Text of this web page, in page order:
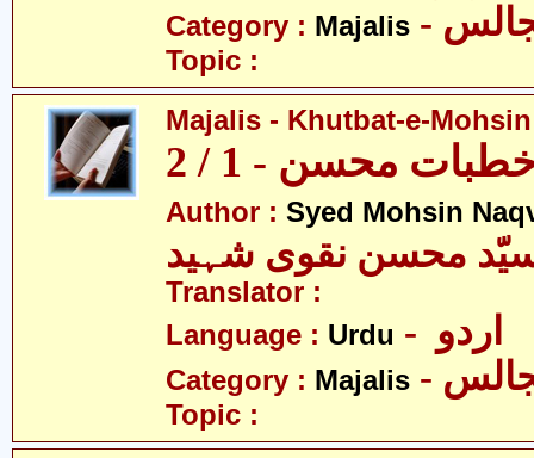
Category : Majalis
Topic :
Majalis - Khutbat-e-
محسن - 1 / 2
Author : Syed Mohsin
محسن نقوی شہید
Translator :
Language : Urdu
Category : Majalis
Topic :